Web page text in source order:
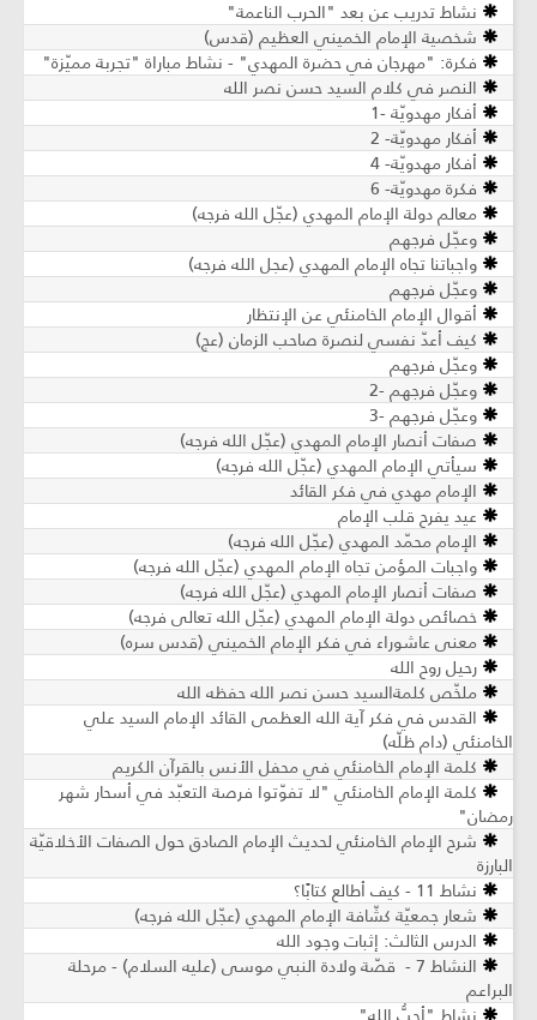
نشاط تدريب عن بعد "الحرب الناعمة"
شخصية الإمام الخميني العظيم (قدس)
فكرة: "مهرجان في حضرة المهدي" - نشاط مباراة "تجربة مميّزة"
النصر في كلام السيد حسن نصر الله
أفكار مهدويّة -1
أفكار مهدويّة- 2
أفكار مهدويّة- 4
فكرة مهدويّة- 6
معالم دولة الإمام المهدي (عجّل الله فرجه)
وعجّل فرجهم
واجباتنا تجاه الإمام المهدي (عجل الله فرجه)
وعجّل فرجهم
أقوال الإمام الخامنئي عن الإنتظار
كيف أعدّ نفسي لنصرة صاحب الزمان (عج)
وعجّل فرجهم
وعجّل فرجهم -2
وعجّل فرجهم -3
صفات أنصار الإمام المهدي (عجّل الله فرجه)
سيأتي الإمام المهدي (عجّل الله فرجه)
الإمام مهدي في فكر القائد
عيد يفرح قلب الإمام
الإمام محمّد المهدي (عجّل الله فرجه)
واجبات المؤمن تجاه الإمام المهدي (عجّل الله فرجه)
صفات أنصار الإمام المهدي (عجّل الله فرجه)
خصائص دولة الإمام المهدي (عجّل الله تعالى فرجه)
معنى عاشوراء في فكر الإمام الخميني (قدس سره)
رحيل روح الله
ملخّص كلمةالسيد حسن نصر الله حفظه الله
القدس في فكر آية الله العظمى القائد الإمام السيد علي
الخامنئي (دام ظلّه)
كلمة الإمام الخامنئي في محفل الأنس بالقرآن الكريم
كلمة الإمام الخامنئي "لا تفوّتوا فرصة التعبّد في أسحار شهر
رمضان"
شرح الإمام الخامنئي لحديث الإمام الصادق حول الصفات الأخلاقيّة
البارزة
نشاط 11 - كيف أطالع كتابًا؟
شعار جمعيّة كشّافة الإمام المهدي (عجّل الله فرجه)
الدرس الثالث: إثبات وجود الله
النشاط 7 - قصّة ولادة النبي موسى (عليه السلام) - مرحلة
البراعم